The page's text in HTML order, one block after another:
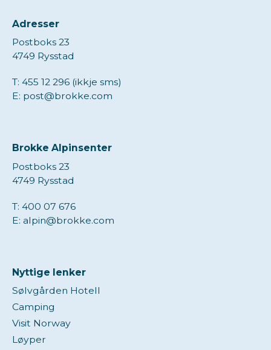
Adresser
Postboks 23
4749 Rysstad
T: 455 12 296 (ikkje sms)
E: post@brokke.com
Brokke Alpinsenter
Postboks 23
4749 Rysstad
T: 400 07 676
E: alpin@brokke.com
Nyttige lenker
Sølvgården Hotell
Camping
Visit Norway
Løyper